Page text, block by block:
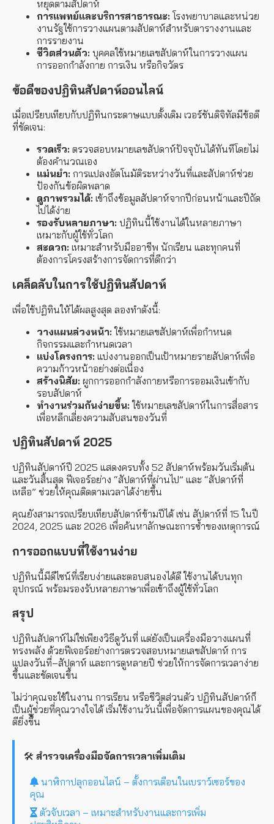
หยุดตามสัปดาห์
การแพทย์และบริการสาธารณะ: โรงพยาบาลและหน่วย
งานรัฐใช้การวางแผนตามสัปดาห์สำหรับตารางงานและ
การรายงาน
ชีวิตส่วนตัว: บุคคลใช้หมายเลขสัปดาห์ในการวางแผน
การออกกำลังกาย การเงิน หรือกิจวัตร
ข้อดีของปฏิทินสัปดาห์ออนไลน์
เมื่อเปรียบเทียบกับปฏิทินกระดาษแบบดั้งเดิม เวอร์ชันดิจิทัลมีข้อดี
ที่ชัดเจน:
รวดเร็ว: ตรวจสอบหมายเลขสัปดาห์ปัจจุบันได้ทันทีโดยไม่
ต้องคำนวณเอง
แม่นยำ: การแปลงอัตโนมัติระหว่างวันที่และสัปดาห์ช่วย
ป้องกันข้อผิดพลาด
ดูภาพรวมได้: เข้าถึงข้อมูลสัปดาห์จากปีก่อนหน้าและปีถัด
ไปได้ง่าย
รองรับหลายภาษา: ปฏิทินนี้ใช้งานได้ในหลายภาษา
เหมาะกับผู้ใช้ทั่วโลก
สะดวก: เหมาะสำหรับมืออาชีพ นักเรียน และทุกคนที่
ต้องการโครงสร้างการจัดการที่ดีกว่า
เคล็ดลับในการใช้ปฏิทินสัปดาห์
เพื่อใช้ปฏิทินให้ได้ผลสูงสุด ลองทำดังนี้:
วางแผนล่วงหน้า:ใช้หมายเลขสัปดาห์เพื่อกำหนด
กิจกรรมและกำหนดเวลา
แบ่งโครงการ: แบ่งงานออกเป็นเป้าหมายรายสัปดาห์เพื่อ
ความก้าวหน้าอย่างต่อเนื่อง
สร้างนิสัย: ผูกการออกกำลังกายหรือการออมเงินเข้ากับ
รอบสัปดาห์
ทำงานร่วมกันง่ายขึ้น:ใช้หมายเลขสัปดาห์ในการสื่อสาร
เพื่อหลีกเลี่ยงความสับสนของวันที่
ปฏิทินสัปดาห์ 2025
ปฏิทินสัปดาห์ปี 2025 แสดงครบทั้ง 52 สัปดาห์พร้อมวันเริ่มต้น
และวันสิ้นสุด ฟีเจอร์อย่าง “สัปดาห์ที่ผ่านไป” และ “สัปดาห์ที่
เหลือ” ช่วยให้คุณติดตามเวลาได้ง่ายขึ้น
คุณยังสามารถเปรียบเทียบสัปดาห์ข้ามปีได้ เช่น สัปดาห์ที่ 15 ในปี
2024, 2025 และ 2026 เพื่อค้นหาลักษณะการซ้ำของเหตุการณ์
การออกแบบที่ใช้งานง่าย
ปฏิทินนี้มีดีไซน์ที่เรียบง่ายและตอบสนองได้ดี ใช้งานได้บนทุก
อุปกรณ์ พร้อมรองรับหลายภาษาเพื่อเข้าถึงผู้ใช้ทั่วโลก
สรุป
ปฏิทินสัปดาห์ไม่ใช่เพียงวิธีดูวันที่ แต่ยังเป็นเครื่องมือวางแผนที่
ทรงพลัง ด้วยฟีเจอร์อย่างการตรวจสอบหมายเลขสัปดาห์ การ
แปลงวันที่–สัปดาห์ และการดูหลายปี ช่วยให้การจัดการเวลาง่าย
ขึ้นและชัดเจนขึ้น
ไม่ว่าคุณจะใช้ในงาน การเรียน หรือชีวิตส่วนตัว ปฏิทินสัปดาห์ก็
เป็นผู้ช่วยที่คุณวางใจได้ เริ่มใช้งานวันนี้เพื่อจัดการแผนของคุณได้
ดียิ่งขึ้น
🛠️ สำรวจเครื่องมือจัดการเวลาเพิ่มเติม
นาฬิกาปลุกออนไลน์ – ตั้งการเตือนในเบราว์เซอร์ของ
คุณ
ตัวจับเวลา – เหมาะสำหรับงานและการเพิ่ม